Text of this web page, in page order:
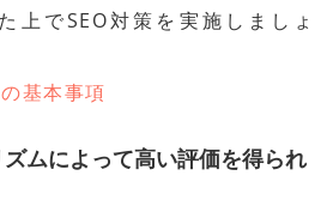
上でSEO対策を実施しましょ
基本事項
ムによって高い評価を得られ